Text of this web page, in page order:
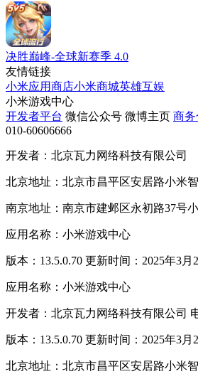
决胜巅峰-全球新赛季 4.0
友情链接
小米应用商店小米商城英雄互娱
小米游戏中心
开发者平台 微信公众号 微博主页 商
010-60606666
开发者：北京瓦力网络科技有限公司
北京地址：北京市昌平区安居路小米
南京地址：南京市建邺区永初路37号
应用名称：小米游戏中心
版本：13.5.0.70 更新时间：2025年3月
应用名称：小米游戏中心
开发者：北京瓦力网络科技有限公司
版本：13.5.0.70 更新时间：2025年3月
北京地址：北京市昌平区安居路小米